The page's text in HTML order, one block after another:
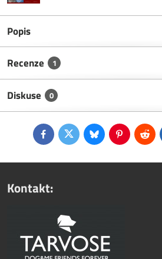
Popis
Recenze 1
Diskuse 0
FacebookTwitterBlueskyPinterestReddit
Kontakt: